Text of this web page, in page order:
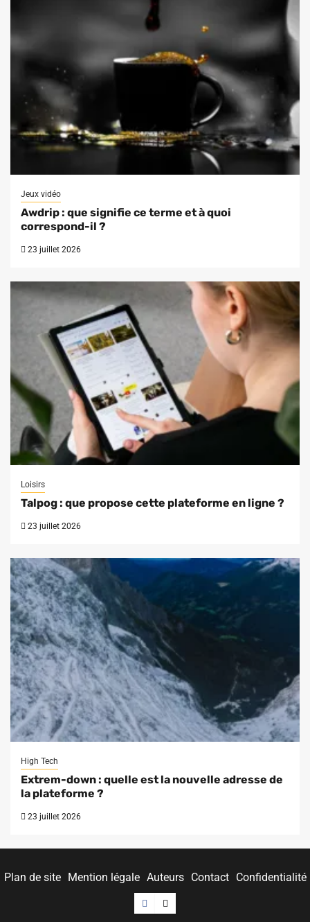
Jeux vidéo
Awdrip : que signifie ce terme et à quoi
correspond-il ?
23 juillet 2026
Loisirs
Talpog : que propose cette plateforme en ligne ?
23 juillet 2026
High Tech
Extrem-down : quelle est la nouvelle adresse de
la plateforme ?
23 juillet 2026
Plan de site Mention légale Auteurs Contact Confidentialité
Facebook
Twitter